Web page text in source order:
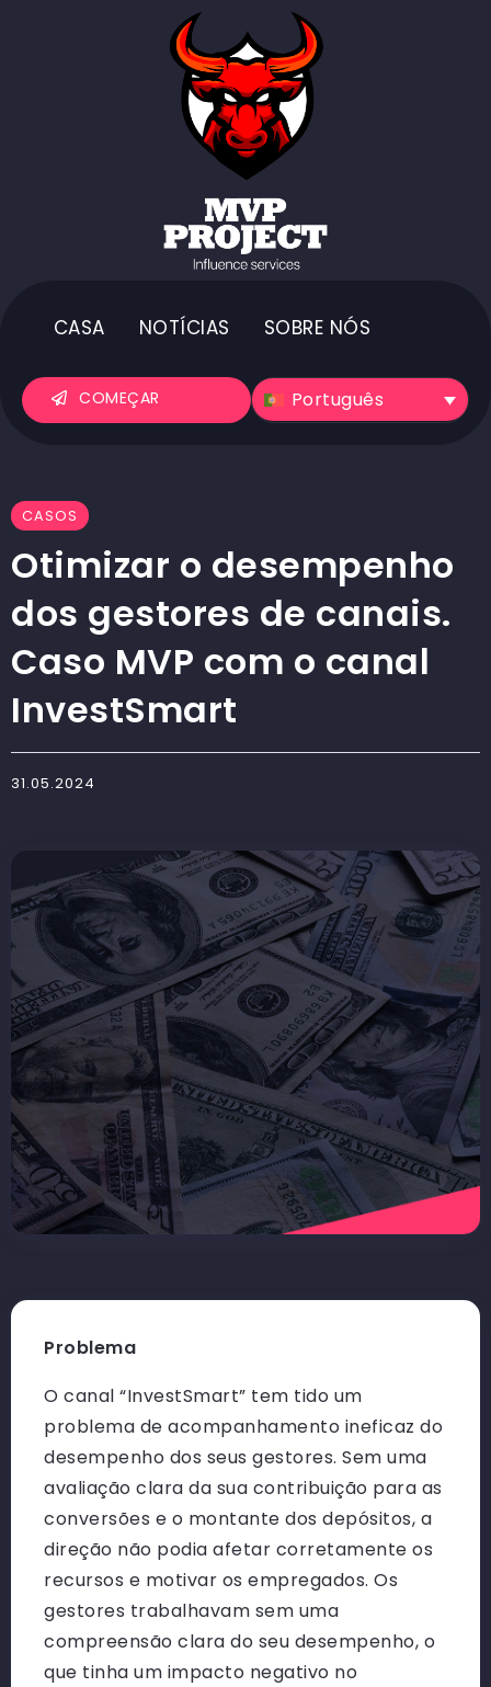
CASA NOTÍCIAS SOBRE NÓS
COMEÇAR Português
CASOS
Otimizar o desempenho
dos gestores de canais.
Caso MVP com o canal
InvestSmart
31.05.2024
Problema
O canal “InvestSmart” tem tido um
problema de acompanhamento ineficaz do
desempenho dos seus gestores. Sem uma
avaliação clara da sua contribuição para as
conversões e o montante dos depósitos, a
direção não podia afetar corretamente os
recursos e motivar os empregados. Os
gestores trabalhavam sem uma
compreensão clara do seu desempenho, o
que tinha um impacto negativo no